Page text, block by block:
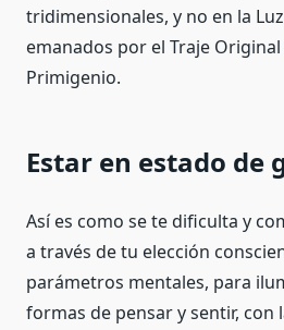
tridimensionales, y no en la
emanados por el Traje
Primigenio.
Estar en estado de
Así es como se te dificulta y
a través de tu elección
parámetros mentales, para
formas de pensar y sentir, con